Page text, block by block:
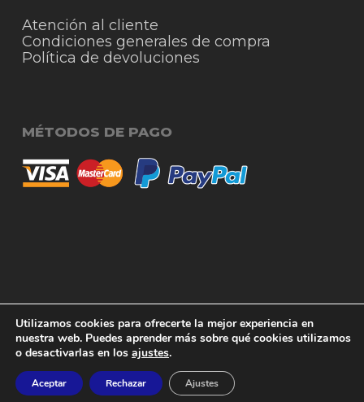
Subtotal: 0,00
Ver carrito
Atención al cliente
Condiciones generales de compra
Política de devoluciones
MÉTODOS DE PAGO
© 2026 RigmoSur. Proyecto realizado por Grado
Creativo Agencia de Publicidad
facebookinstagramwhatsappphone
Utilizamos cookies para ofrecerte la mejor experiencia en
nuestra web. Puedes aprender más sobre qué cookies utilizamos
o desactivarlas en los ajustes.
Aceptar Rechazar Ajustes